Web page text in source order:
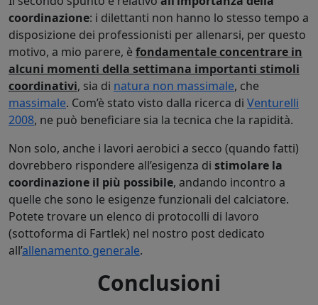
coordinazione: i dilettanti non hanno lo stesso tempo a
disposizione dei professionisti per allenarsi, per questo
motivo, a mio parere, è fondamentale concentrare in
alcuni momenti della settimana importanti stimoli
coordinativi, sia di natura non massimale, che
massimale. Com’è stato visto dalla ricerca di Venturelli
2008, ne può beneficiare sia la tecnica che la rapidità.
Non solo, anche i lavori aerobici a secco (quando fatti)
dovrebbero rispondere all’esigenza di stimolare la
coordinazione il più possibile, andando incontro a
quelle che sono le esigenze funzionali del calciatore.
Potete trovare un elenco di protocolli di lavoro
(sottoforma di Fartlek) nel nostro post dedicato
all’allenamento generale.
Conclusioni